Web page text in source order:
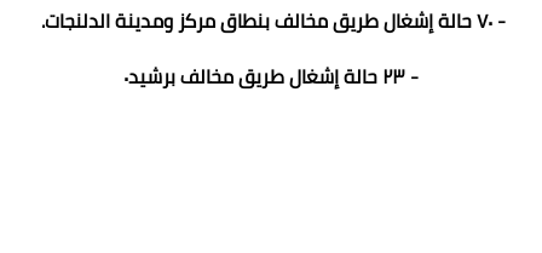
- ٧٠ حالة إشغال طريق مخالف بنطاق مركز ومدينة الدلنجات.
- ٢٣ حالة إشغال طريق مخالف برشيد٠